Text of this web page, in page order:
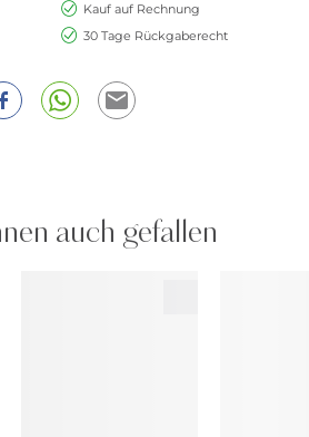
Kauf auf Rechnung
30 Tage Rückgaberecht
auch gefallen